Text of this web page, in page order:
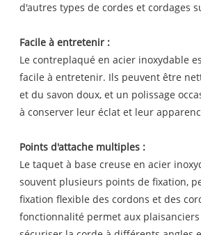
d'autres types de cordes et cordages
Facile à entretenir :
Le contreplaqué en acier inoxydable
facile à entretenir. Ils peuvent être
et du savon doux, et un polissage
à conserver leur éclat et leur
Points d'attache multiples :
Le taquet à base creuse en acier
souvent plusieurs points de fixation,
fixation flexible des cordons et des
fonctionnalité permet aux plaisanciers